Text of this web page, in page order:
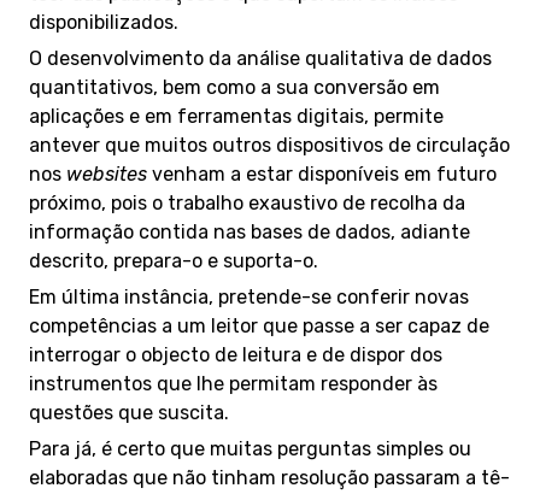
disponibilizados.
O desenvolvimento da análise qualitativa de dados
quantitativos, bem como a sua conversão em
aplicações e em ferramentas digitais, permite
antever que muitos outros dispositivos de circulação
nos websites venham a estar disponíveis em futuro
próximo, pois o trabalho exaustivo de recolha da
informação contida nas bases de dados, adiante
descrito, prepara-o e suporta-o.
Em última instância, pretende-se conferir novas
competências a um leitor que passe a ser capaz de
interrogar o objecto de leitura e de dispor dos
instrumentos que lhe permitam responder às
questões que suscita.
Para já, é certo que muitas perguntas simples ou
elaboradas que não tinham resolução passaram a tê-